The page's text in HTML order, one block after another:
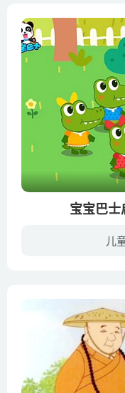
宝宝巴
儿